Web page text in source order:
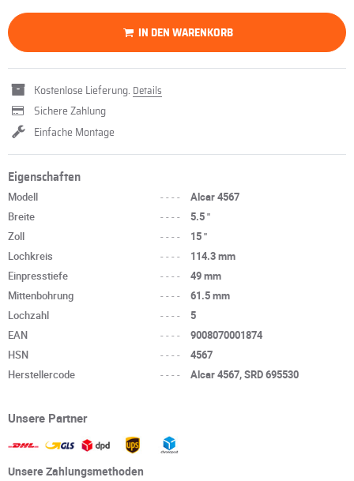
IN DEN WARENKORB
Kostenlose Lieferung. Details
Sichere Zahlung
Einfache Montage
Eigenschaften
Modell ----
Alcar 4567
Breite
----
5.5 "
Zoll
----
15 "
Lochkreis
----
114.3 mm
Einpresstiefe
----
49 mm
Mittenbohrung
----
61.5 mm
Lochzahl
----
5
EAN
----
9008070001874
HSN
----
4567
Herstellercode
---- Alcar 4567, SRD 695530
Unsere Partner
Unsere Zahlungsmethoden